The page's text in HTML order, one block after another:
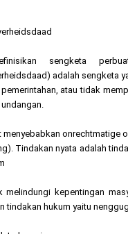
sengketa
adalah sengketa
atau tidak
Tindakan nyata adalah
melindungi kepentingan
tindakan hukum yaitu